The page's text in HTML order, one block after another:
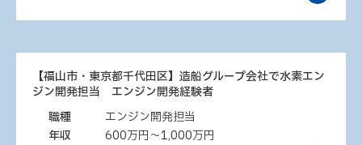
【福山市・東京都千代田区】造船グループ会社で水素エン
ジン開発担当 エンジン開発経験者
職種
エンジン開発担当
年収
600万円～1,000万円